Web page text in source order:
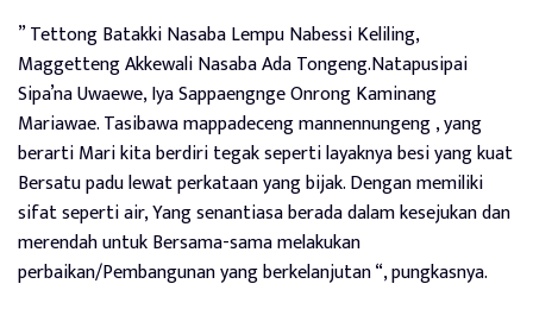
” Tettong Batakki Nasaba Lempu Nabessi Keliling,
Maggetteng Akkewali Nasaba Ada Tongeng.Natapusipai
Sipa’na Uwaewe, Iya Sappaengnge Onrong Kaminang
Mariawae. Tasibawa mappadeceng mannennungeng , yang
berarti Mari kita berdiri tegak seperti layaknya besi yang kuat
Bersatu padu lewat perkataan yang bijak. Dengan memiliki
sifat seperti air, Yang senantiasa berada dalam kesejukan dan
merendah untuk Bersama-sama melakukan
perbaikan/Pembangunan yang berkelanjutan “, pungkasnya.